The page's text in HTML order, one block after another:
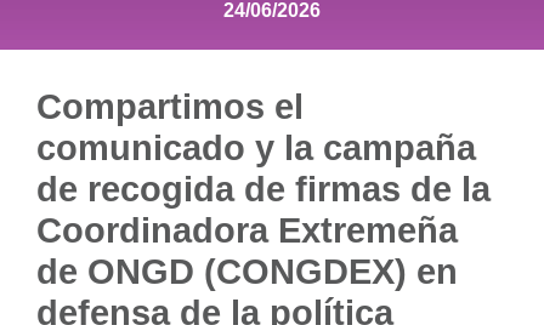
24/06/2026
Compartimos el
comunicado y la campaña
de recogida de firmas de la
Coordinadora Extremeña
de ONGD (CONGDEX) en
defensa de la política